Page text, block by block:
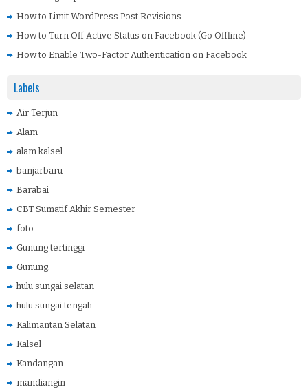
How to Limit WordPress Post Revisions
How to Turn Off Active Status on Facebook (Go Offline)
How to Enable Two-Factor Authentication on Facebook
Labels
Air Terjun
Alam
alam kalsel
banjarbaru
Barabai
CBT Sumatif Akhir Semester
foto
Gunung tertinggi
Gunung.
hulu sungai selatan
hulu sungai tengah
Kalimantan Selatan
Kalsel
Kandangan
mandiangin